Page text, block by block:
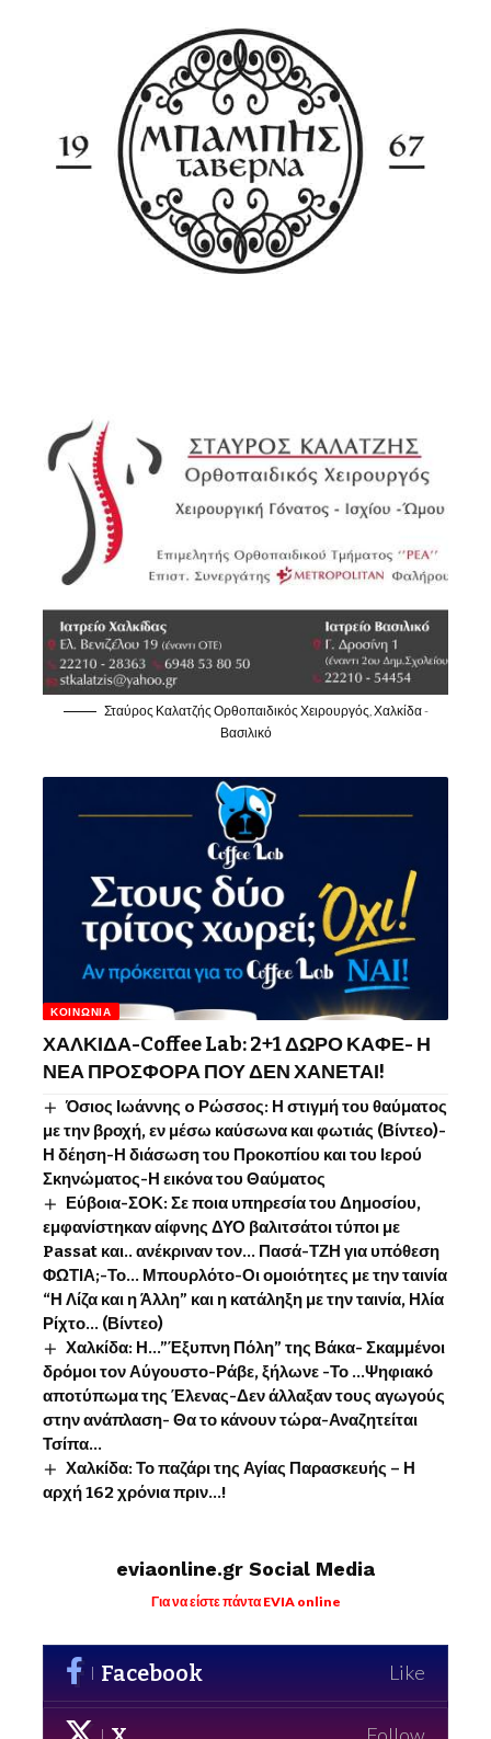
Σταύρος Καλατζής Ορθοπαιδικός Χειρουργός, Χαλκίδα -
Βασιλικό
ΚΟΙΝΩΝΊΑ
ΧΑΛΚΙΔΑ-Coffee Lab: 2+1 ΔΩΡΟ ΚΑΦΕ- Η
ΝΕΑ ΠΡΟΣΦΟΡΑ ΠΟΥ ΔΕΝ ΧΑΝΕΤΑΙ!
Όσιος Ιωάννης o Ρώσσος: Η στιγμή του θαύματος
με την βροχή, εν μέσω καύσωνα και φωτιάς (Βίντεο)-
Η δέηση-Η διάσωση του Προκοπίου και του Ιερού
Σκηνώματος-Η εικόνα του Θαύματος
Εύβοια-ΣΟΚ: Σε ποια υπηρεσία του Δημοσίου,
εμφανίστηκαν αίφνης ΔΥΟ βαλιτσάτοι τύποι με
Passat και.. ανέκριναν τον… Πασά-ΤΖΗ για υπόθεση
ΦΩΤΙΑ;-Το… Μπουρλότο-Οι ομοιότητες με την ταινία
“Η Λίζα και η Άλλη” και η κατάληξη με την ταινία, Ηλία
Ρίχτο… (Βίντεο)
Χαλκίδα: Η…”Έξυπνη Πόλη” της Βάκα- Σκαμμένοι
δρόμοι τον Αύγουστο-Ράβε, ξήλωνε -Το …Ψηφιακό
αποτύπωμα της Έλενας-Δεν άλλαξαν τους αγωγούς
στην ανάπλαση- Θα το κάνουν τώρα-Αναζητείται
Τσίπα…
Χαλκίδα: Το παζάρι της Αγίας Παρασκευής – Η
αρχή 162 χρόνια πριν…!
eviaonline.gr Social Media
Για να είστε πάντα EVIA online
Facebook Like